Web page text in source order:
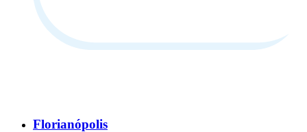
Florianópolis